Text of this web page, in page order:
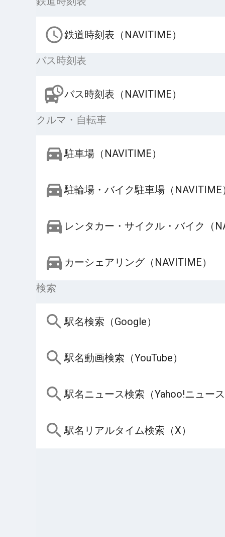
鉄道時刻表（NAVITIME）
バス時刻表
バス時刻表（NAVITIME）
クルマ・自転車
駐車場（NAVITIME）
駐輪場・バイク駐車場（NAVITIME
レンタカー・サイクル・バイク（
カーシェアリング（NAVITIME）
検索
駅名検索（Google）
駅名動画検索（YouTube）
駅名ニュース検索（Yahoo!ニュー
駅名リアルタイム検索（X）